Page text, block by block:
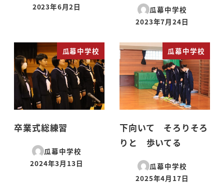
投稿日
2023年6月2日
瓜幕中学校
投稿日
2023年7月24日
瓜幕中学校
卒業式総練習
瓜幕中学校
投稿日
2024年3月13日
瓜幕中学校
下向いて そろりそろ
りと 歩いてる
瓜幕中学校
投稿日
2025年4月17日